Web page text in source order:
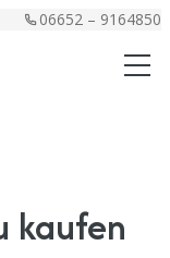
06652 – 9164850
kaufen